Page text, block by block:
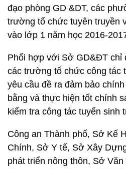
đạo phòng GD &DT, các
trường tổ chức tuyên truyền
vào lớp 1 năm học 2016-
Phối hợp với Sở GD&ĐT chỉ
các trường tổ chức công tác
yêu cầu đề ra đảm bảo
bằng và thực hiện tốt chính
kiểm tra công tác tuyển sinh
Công an Thành phố, Sở Kế
Chính, Sở Y tế, Sở Xây
phát triển nông thôn, Sở